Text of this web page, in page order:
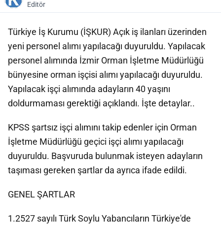
Editör
Türkiye İş Kurumu (İŞKUR) Açık iş ilanları üzerinden
yeni personel alımı yapılacağı duyuruldu. Yapılacak
personel alımında İzmir Orman İşletme Müdürlüğü
bünyesine orman işçisi alımı yapılacağı duyuruldu.
Yapılacak işçi alımında adayların 40 yaşını
doldurmaması gerektiği açıklandı. İşte detaylar..
KPSS şartsız işçi alımını takip edenler için Orman
İşletme Müdürlüğü geçici işçi alımı yapılacağı
duyuruldu. Başvuruda bulunmak isteyen adayların
taşıması gereken şartlar da ayrıca ifade edildi.
GENEL ŞARTLAR
1.2527 sayılı Türk Soylu Yabancıların Türkiye'de